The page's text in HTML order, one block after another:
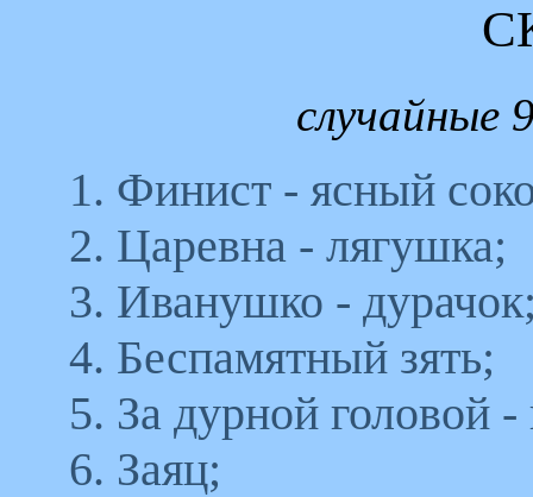
случайные
1. Финист - ясный
2. Царевна - лягушка;
3. Иванушко -
4. Беспамятный зять;
5. За дурной головой
6. Заяц;